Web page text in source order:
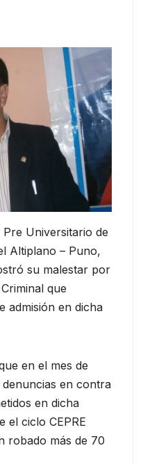
Universitario de
Altiplano – Puno,
su malestar por
que
admisión en dicha
en el mes de
en contra
en dicha
el ciclo CEPRE
robado más de 70